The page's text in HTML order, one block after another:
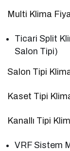
Multi Klima
Ticari Split
Salon Tipi)
Salon Tipi
Kaset Tipi
Kanallı Tipi
VRF Sistem